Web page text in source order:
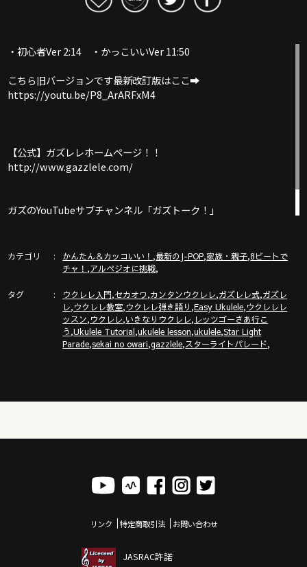
・初心者Ver 2:14 ・かっこいいVer 11:50
こちら旧バージョンです最新改訂版はここ➡︎
https://youtu.be/P8_ArARFxM4
【公式】ガズレレホームページ！！
http://www.gazzlele.com/
ガズのYouTubeサブチャンネル「ガズトーク！」
カテゴリ かんたん＆カッコいい！ ,最新のJ-POP,家族・親子,8ビートで
チャ！ ,アルペジオに挑戦,
タグ ウクレレ入門,セカオワ,カンタンウクレレ,ガズレレ式,ガズレ
レ,ウクレレ教室,ウクレレ弾き語り ,Easy Ukulele,ウクレレレ
ッスン,ウクレレ,いきなりウクレレ, レッツゴーさあ行こ
う,Ukulele Tutorial,ukulele lesson,ukulele,Star Light
Parade,sekai no owari,gazzlele,スターライトパレード,
リンク 特定商取引法 お問い合わせ
JASRAC許諾